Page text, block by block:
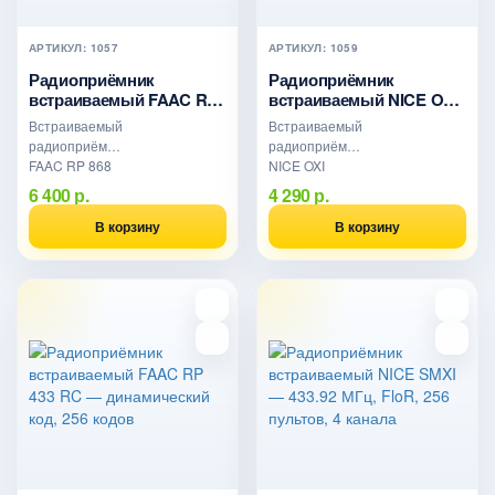
АРТИКУЛ: 1057
Радиоприёмник
встраиваемый FAAC RP
868 SLH — SLH LR,
Master-Slave, 250 кодов
Встраиваемый
радиоприёмник
FAAC RP 868
SLH.
Кодировка
SLH/SLH LR,
Master-Slave, 1
или 2 канала,
Дальность до
150 м.
6 400 р.
В корзину
АРТИКУЛ: 1059
Радиоприёмник
встраиваемый NICE OXI
— 433.92 МГц, 1024
пульта, FLO/FLOR/O-
Code
Встраиваемый
радиоприёмник
NICE OXI
433.92 МГц. 4
канала, 1024
кодировки
FLO/FLOR/O-
4 290 р.
В корзину